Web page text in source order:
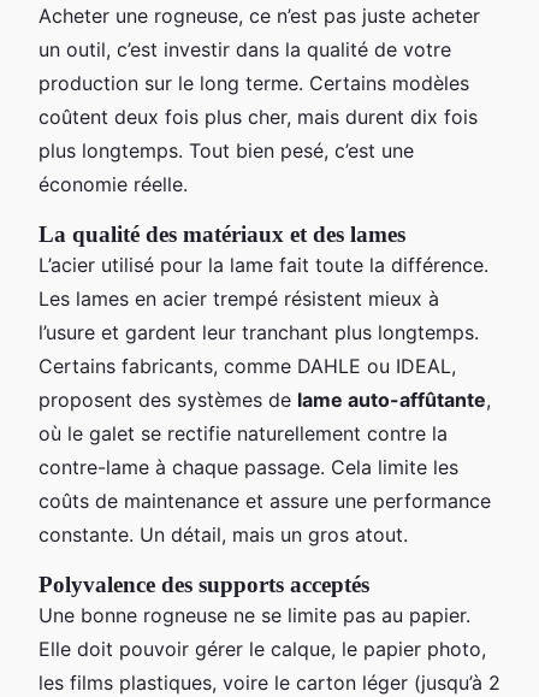
Acheter une rogneuse, ce n’est pas juste acheter
un outil, c’est investir dans la qualité de votre
production sur le long terme. Certains modèles
coûtent deux fois plus cher, mais durent dix fois
plus longtemps. Tout bien pesé, c’est une
économie réelle.
La qualité des matériaux et des lames
L’acier utilisé pour la lame fait toute la différence.
Les lames en acier trempé résistent mieux à
l’usure et gardent leur tranchant plus longtemps.
Certains fabricants, comme DAHLE ou IDEAL,
proposent des systèmes de lame auto-affûtante,
où le galet se rectifie naturellement contre la
contre-lame à chaque passage. Cela limite les
coûts de maintenance et assure une performance
constante. Un détail, mais un gros atout.
Polyvalence des supports acceptés
Une bonne rogneuse ne se limite pas au papier.
Elle doit pouvoir gérer le calque, le papier photo,
les films plastiques, voire le carton léger (jusqu’à 2